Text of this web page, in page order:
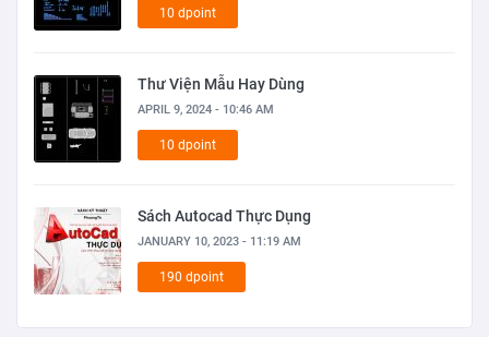
10 dpoint
Thư Viện Mẫu Hay Dùng
APRIL 9, 2024 - 10:46 AM
10 dpoint
Sách Autocad Thực Dụng
JANUARY 10, 2023 - 11:19 AM
190 dpoint